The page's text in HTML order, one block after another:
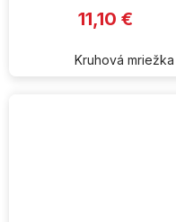
11,10 €
Kruhová